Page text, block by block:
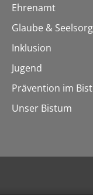
Ehrenamt
Glaube &
Inklusion
Jugend
Prävention im
Unser Bistum